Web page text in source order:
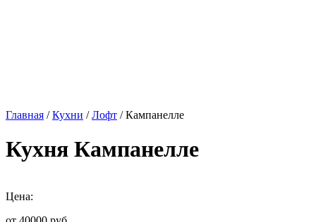
Главная /Кухни /Лофт / Кампанелле
Кухня Кампанелле
Цена: